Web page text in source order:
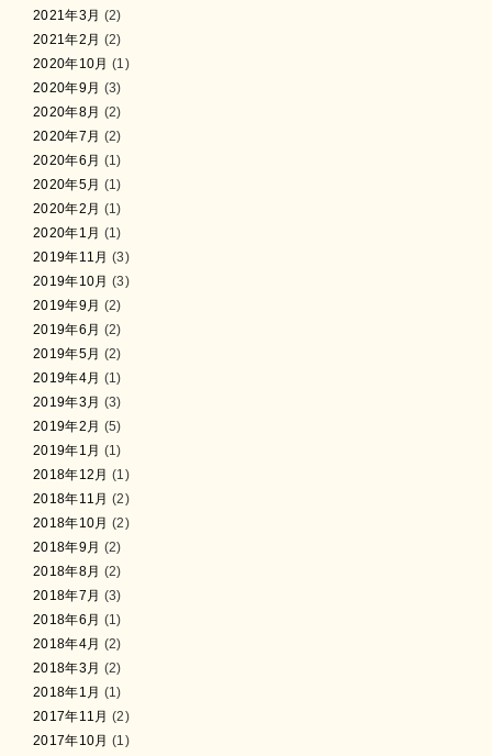
2021年3月 (2)
2021年2月 (2)
2020年10月 (1)
2020年9月 (3)
2020年8月 (2)
2020年7月 (2)
2020年6月 (1)
2020年5月 (1)
2020年2月 (1)
2020年1月 (1)
2019年11月 (3)
2019年10月 (3)
2019年9月 (2)
2019年6月 (2)
2019年5月 (2)
2019年4月 (1)
2019年3月 (3)
2019年2月 (5)
2019年1月 (1)
2018年12月 (1)
2018年11月 (2)
2018年10月 (2)
2018年9月 (2)
2018年8月 (2)
2018年7月 (3)
2018年6月 (1)
2018年4月 (2)
2018年3月 (2)
2018年1月 (1)
2017年11月 (2)
2017年10月 (1)